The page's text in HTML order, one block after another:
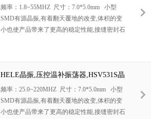
确保其高可靠性,采用编带包装,外包装采用朔
胶盘,可在自动贴片机上对应自动贴装等优势.
台湾加高晶
物联网晶振.
振，无铅环保晶振，无线模块专用晶振，蓝牙
音响晶振，智能手机专用晶振，小型设备晶
振，智能家居晶振，网络设备晶振，平板电脑
产品具有轻薄小低功耗的特点。
石英晶振
块，蓝牙音响，智能手机，小型设备，智能家
居，网络设备，平板电脑等领域。
HSX211S水晶振动
晶振
频率：1.8~55MHZ 尺寸：7.0*5.0mm 小型
SMD有源晶振,有着翻天覆地的改变,体积的变
小也使产品带来了更高的稳定性能,接缝密封石
HELE晶振,压控温补振荡器,HSV531S晶
振
频率：25.0~220MHZ 尺寸：7.0*5.0mm 小型
SMD有源晶振,有着翻天覆地的改变,体积的变
小也使产品带来了更高的稳定性能,接缝密封石